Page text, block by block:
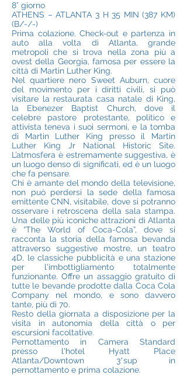
8° giorno
ATHENS – ATLANTA 3 H 35 MIN (387 KM)
(B/-/-)
Prima colazione. Check-out e partenza in
auto alla volta di Atlanta, grande
metropoli che si trova nella zona più a
ovest della Georgia, famosa per essere la
città di Martin Luther King.
Nel quartiere nero Sweet Auburn, cuore
del movimento per i diritti civili, si può
visitare la restaurata casa natale di King,
la Ebenezer Baptist Church, dove il
celebre pastore protestante, politico e
attivista teneva i suoi sermoni, e la tomba
di Martin Luther King presso il Martin
Luther King Jr National Historic Site.
L’atmosfera è estremamente suggestiva, è
un luogo denso di significati, ed è un luogo
che fa pensare.
Chi è amante del mondo della televisione,
non può perdersi la sede della famosa
emittente CNN, visitabile, dove si potranno
osservare i retroscena della sala stampa.
Una delle più iconiche attrazioni di Atlanta
è “The World of Coca-Cola”, dove si
racconta la storia della famosa bevanda
attraverso suggestive mostre, un teatro
4D, le classiche pubblicità e una stazione
per l'imbottigliamento totalmente
funzionante. Offre un assaggio gratuito di
tutte le bevande prodotte dalla Coca Cola
Company nel mondo, e sono davvero
tante, più di 70.
Resto della giornata a disposizione per la
visita in autonomia della città o per
escursioni facoltative.
Pernottamento in Camera Standard
presso l'hotel Hyatt Place
Atlanta/Downtown 3*sup in
pernottamento e prima colazione.